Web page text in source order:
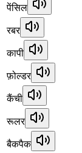
पेंसिल
रबर
कापी
फ़ोल्डर
कैंची
रूलर
बैकपैक